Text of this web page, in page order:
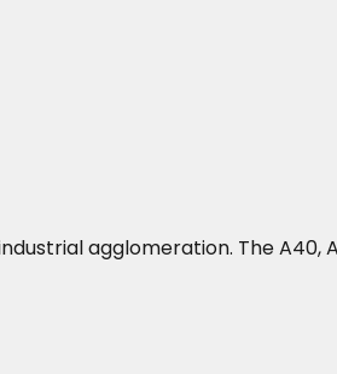
agglomeration. The